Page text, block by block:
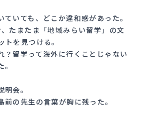
いても、どこか違和感があった。
たまたま「地域みらい留学」の文
を見つける。
？留学って海外に行くことじゃない
会。
の先生の言葉が胸に残った。